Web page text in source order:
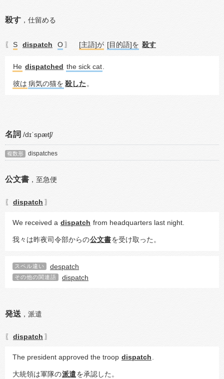
殺す ， 仕留める
〖 S dispatch O 〗 [主語]が [目的語]を 殺す
He dispatched the sick cat
彼は 病気の猫を 殺した 。
名詞 /dɪˈspætʃ/
複数形 dispatches
公文書 ， 至急便
〖 dispatch 〗
We received a dispatch from headquarters last night.
我々は昨夜司令部からの公文書を受け取った。
スペル違い despatch
その他の関連語 dispatch
発送 ， 派遣
〖 dispatch 〗
The president approved the troop dispatch
大統領は軍隊の派遣を承認した。